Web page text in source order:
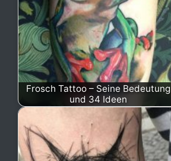
Frosch Tattoo – Seine Bedeutung
und 34 Ideen